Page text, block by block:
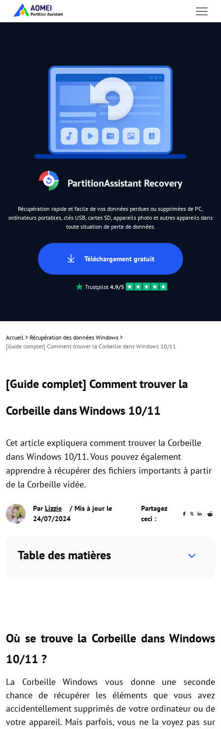
PartitionAssistant Recovery
Récupération rapide et facile de vos données perdues ou supprimées de PC,
ordinateurs portables, clés USB, cartes SD, appareils photo et autres appareils dans
toute situation de perte de données.
Téléchargement gratuit
Trustpilot 4.9/5
Accueil > Récupération des données Windows >
[Guide complet] Comment trouver la Corbeille dans Windows 10/11
[Guide complet] Comment trouver la
Corbeille dans Windows 10/11
Cet article expliquera comment trouver la Corbeille
dans Windows 10/11. Vous pouvez également
apprendre à récupérer des fichiers importants à partir
de la Corbeille vidée.
Par Lizzie
/ Mis à jour le
24/07/2024
Partagez
ceci :
Table des matières
Où se trouve la Corbeille dans Windows
10/11 ?
La Corbeille Windows vous donne une seconde
chance de récupérer les éléments que vous avez
accidentellement supprimés de votre ordinateur ou de
votre appareil. Mais parfois, vous ne la voyez pas sur